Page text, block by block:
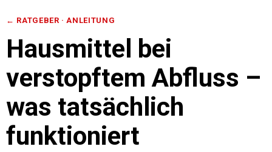
← RATGEBER ·ANLEITUNG
Hausmittel bei
verstopftem Abfluss –
was tatsächlich
funktioniert